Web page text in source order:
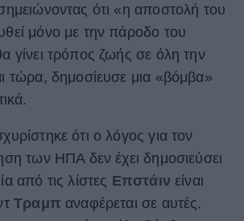
ότι «η αποστολή του
μόνο με την πάροδο του
γίνει τρόπος ζωής σε όλη την
τώρα, δημοσίευσε μια «βόμβα»
ότι ο λόγος για τον
των ΗΠΑ δεν έχει δημοσιεύσει
από τις λίστες Επστάιν είναι
Τραμπ αναφέρεται σε αυτές.